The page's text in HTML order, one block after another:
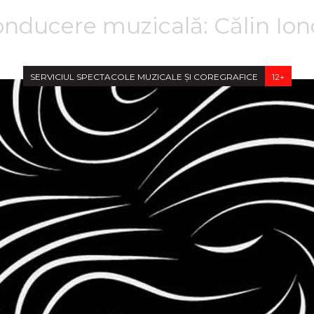
muzicală: Călin
SERVICIUL SPECTACOLE MUZICALE ȘI COREGRAFICE 12+